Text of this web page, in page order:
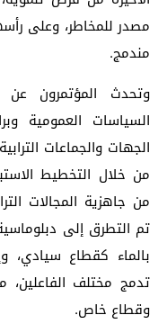
مصدر للمخاطر، وعلى
مندمج.
وتحدث المؤتمرون
السياسات العمومية
الجهات والجماعات
من خلال التخطيط
من جاهزية المجالات
تم التطرق إلى دبلوماسية
بالماء كقطاع سيادي،
تدمج مختلف
وقطاع خاص.